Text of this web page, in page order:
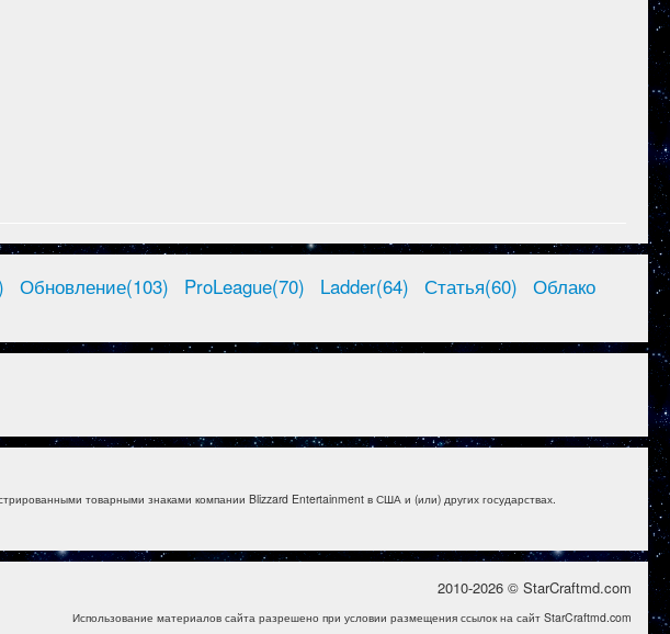
Обновление(103) ProLeague(70) Ladder(64) Статья(60)
Облако
товарными знаками компании Blizzard Entertainment в США и (или) других государствах.
2010-2026 © StarCraftmd.com
Использование материалов сайта разрешено при условии размещения ссылок на сайт StarCraftmd.com